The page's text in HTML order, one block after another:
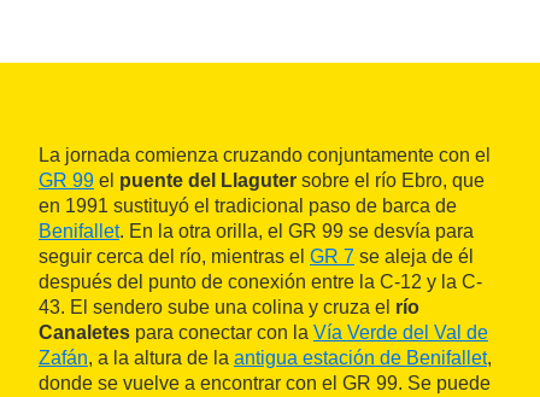
La jornada comienza cruzando conjuntamente con el
GR 99 el puente del Llaguter sobre el río Ebro, que
en 1991 sustituyó el tradicional paso de barca de
Benifallet. En la otra orilla, el GR 99 se desvía para
seguir cerca del río, mientras el GR 7 se aleja de él
después del punto de conexión entre la C-12 y la C-
43. El sendero sube una colina y cruza el río
Canaletes para conectar con la Vía Verde del Val de
Zafán, a la altura de la antigua estación de Benifallet,
donde se vuelve a encontrar con el GR 99. Se puede